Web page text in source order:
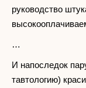
руководство
…
И напоследок
тавтологию)